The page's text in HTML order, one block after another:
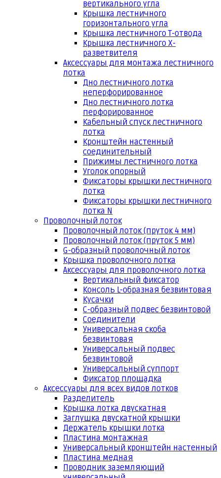
вертикального угла
Крышка лестничного
горизонтального угла
Крышка лестничного Т-отвода
Крышка лестничного Х-
разветвителя
Аксессуары для монтажа лестничного
лотка
Дно лестничного лотка
неперфорированное
Дно лестничного лотка
перфорированное
Кабельный спуск лестничного
лотка
Кронштейн настенный
соединительный
Прижимы лестничного лотка
Уголок опорный
Фиксаторы крышки лестничного
лотка
Фиксаторы крышки лестничного
лотка N
Проволочный лоток
Проволочный лоток (пруток 4 мм)
Проволочный лоток (пруток 5 мм)
G-образный проволочный лоток
Крышка проволочного лотка
Аксессуары для проволочного лотка
Вертикальный фиксатор
Консоль L-образная безвинтовая
Кусачки
С-образный подвес безвинтовой
Соединители
Универсальная скоба
безвинтовая
Универсальный подвес
безвинтовой
Универсальный суппорт
Фиксатор площадка
Аксессуары для всех видов лотков
Разделитель
Крышка лотка двускатная
Заглушка двускатной крышки
Держатель крышки лотка
Пластина монтажная
Универсальный кронштейн настенный
Пластина медная
Проводник заземляющий